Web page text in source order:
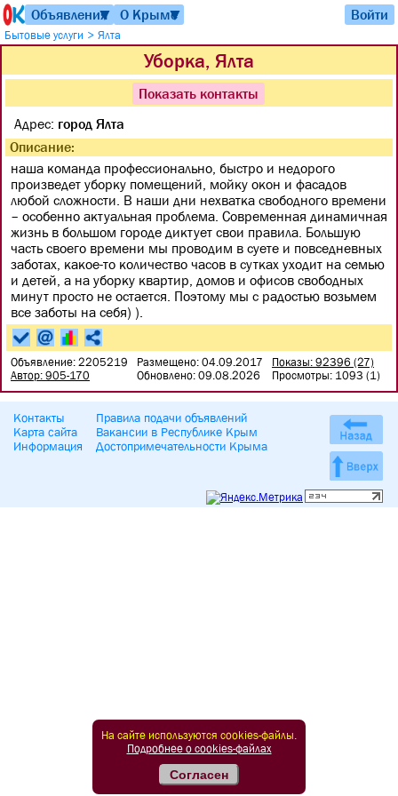
Объявления
▼ О Крыме
▼ Войти
Бытовые услуги > Ялта
Уборка, Ялта
Показать контакты
Адрес: город Ялта
Описание:
наша команда профессионально, быстро и недорого
произведет уборку помещений, мойку окон и фасадов
любой сложности. В наши дни нехватка свободного времени
– особенно актуальная проблема. Современная динамичная
жизнь в большом городе диктует свои правила. Большую
часть своего времени мы проводим в суете и повседневных
заботах, какое-то количество часов в сутках уходит на семью
и детей, а на уборку квартир, домов и офисов свободных
минут просто не остается. Поэтому мы с радостью возьмем
все заботы на себя) ).
Объявление: 2205219
Автор: 905-170
Размещено: 04.09.2017
Обновлено: 09.08.2026
Показы: 92396 (27)
Просмотры: 1093 (1)
Контакты
Карта сайта
Информация
Правила подачи объявлений
Вакансии в Республике Крым
Достопримечательности Крыма
На сайте используются cookies-файлы.
Подробнее о cookies-файлах
Согласен